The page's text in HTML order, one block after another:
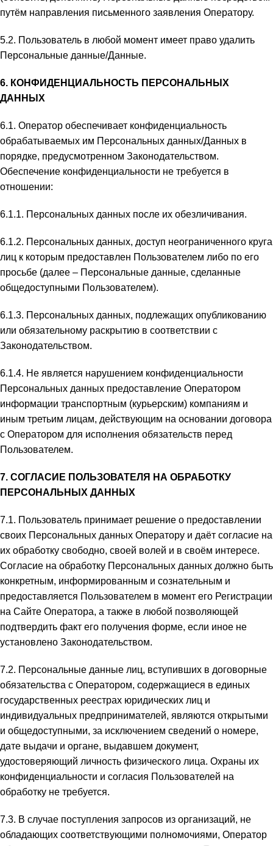
путём направления письменного заявления Оператору.
5.2. Пользователь в любой момент имеет право удалить
Персональные данные/Данные.
6. КОНФИДЕНЦИАЛЬНОСТЬ ПЕРСОНАЛЬНЫХ
ДАННЫХ
6.1. Оператор обеспечивает конфиденциальность
обрабатываемых им Персональных данных/Данных в
порядке, предусмотренном Законодательством.
Обеспечение конфиденциальности не требуется в
отношении:
6.1.1. Персональных данных после их обезличивания.
6.1.2. Персональных данных, доступ неограниченного круга
лиц к которым предоставлен Пользователем либо по его
просьбе (далее – Персональные данные, сделанные
общедоступными Пользователем).
6.1.3. Персональных данных, подлежащих опубликованию
или обязательному раскрытию в соответствии с
Законодательством.
6.1.4. Не является нарушением конфиденциальности
Персональных данных предоставление Оператором
информации транспортным (курьерским) компаниям и
иным третьим лицам, действующим на основании договора
с Оператором для исполнения обязательств перед
Пользователем.
7. СОГЛАСИЕ ПОЛЬЗОВАТЕЛЯ НА ОБРАБОТКУ
ПЕРСОНАЛЬНЫХ ДАННЫХ
7.1. Пользователь принимает решение о предоставлении
своих Персональных данных Оператору и даёт согласие на
их обработку свободно, своей волей и в своём интересе.
Согласие на обработку Персональных данных должно быть
конкретным, информированным и сознательным и
предоставляется Пользователем в момент его Регистрации
на Сайте Оператора, а также в любой позволяющей
подтвердить факт его получения форме, если иное не
установлено Законодательством.
7.2. Персональные данные лиц, вступивших в договорные
обязательства с Оператором, содержащиеся в единых
государственных реестрах юридических лиц и
индивидуальных предпринимателей, являются открытыми
и общедоступными, за исключением сведений о номере,
дате выдачи и органе, выдавшем документ,
удостоверяющий личность физического лица. Охраны их
конфиденциальности и согласия Пользователей на
обработку не требуется.
7.3. В случае поступления запросов из организаций, не
обладающих соответствующими полномочиями, Оператор